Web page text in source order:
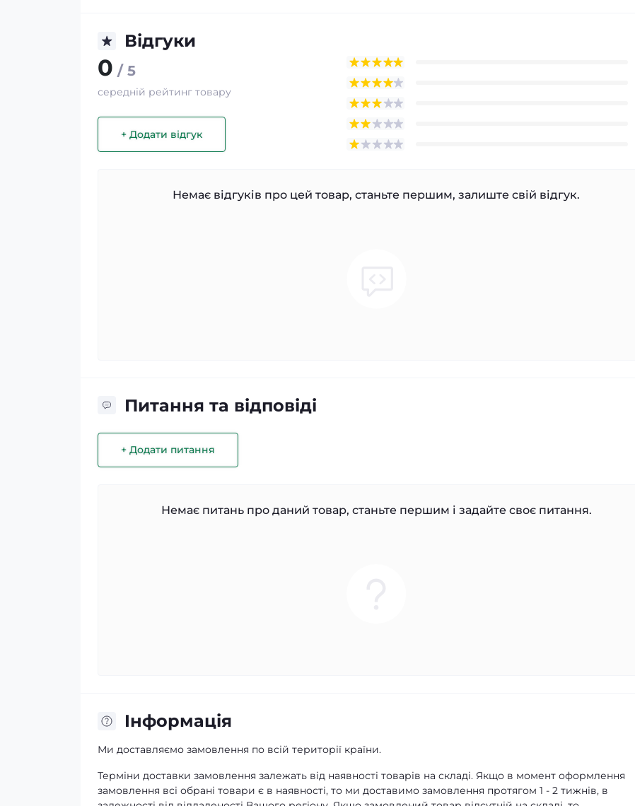
Відгуки
0 / 5
середній рейтинг товару
+ Додати відгук
Немає відгуків про цей товар, станьте першим, залиште свій відгук.
Питання та відповіді
+ Додати питання
Немає питань про даний товар, станьте першим і задайте своє питання.
Iнформація
Ми доставляємо замовлення по всій території країни.
Терміни доставки замовлення залежать від наявності товарів на складі. Якщо в момент оформлення
замовлення всі обрані товари є в наявності, то ми доставимо замовлення протягом 1 - 2 тижнів, в